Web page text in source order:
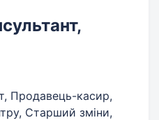
Продавець-касир,
Старший зміни,